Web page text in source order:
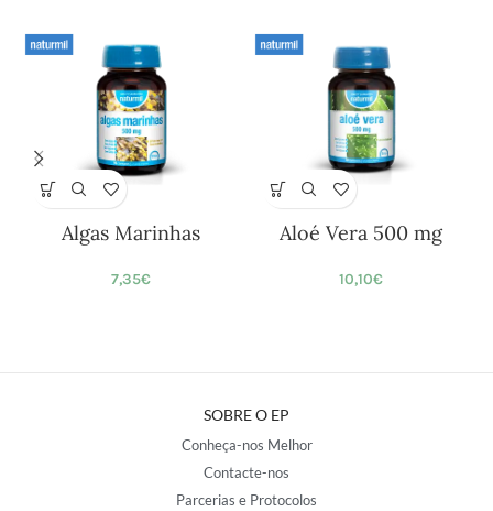
Algas Marinhas
7,35€
Aloé Vera 500 mg
10,10€
SOBRE O EP
Conheça-nos Melhor
Contacte-nos
Parcerias e Protocolos